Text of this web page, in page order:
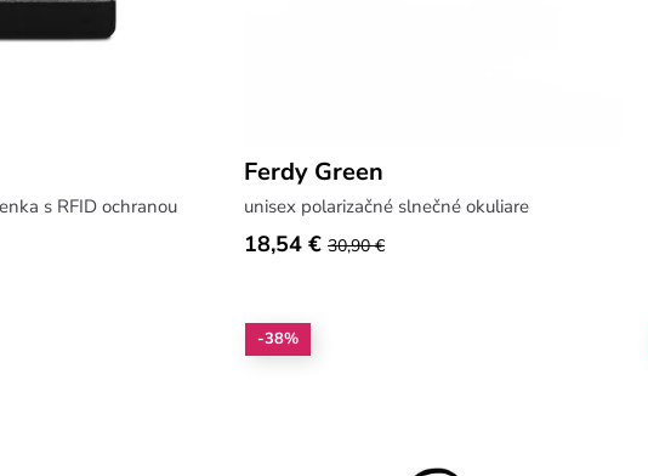
s RFID ochranou
Ferdy Green
unisex polarizačné slnečné okuliare
18,54 € 30,90 €
-38%